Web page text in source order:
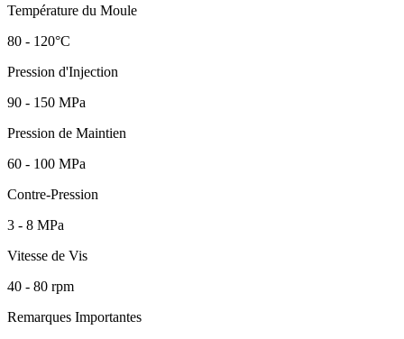
Température du Moule
80 - 120°C
Pression d'Injection
90 - 150 MPa
Pression de Maintien
60 - 100 MPa
Contre-Pression
3 - 8 MPa
Vitesse de Vis
40 - 80 rpm
Remarques Importantes